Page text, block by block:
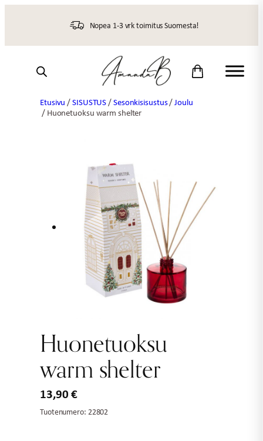
Nopea 1-3 vrk toimitus Suomesta!
Etusivu /SISUSTUS/Sesonkisisustus/Joulu
/ Huonetuoksu warm shelter
Huonetuoksu
warm shelter
13,90€
Tuotenumero: 22802